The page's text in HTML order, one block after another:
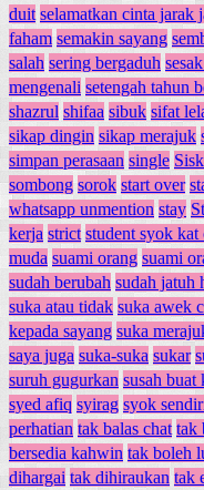
duit selamatkan cinta jarak
faham semakin sayang
salah sering bergaduh
mengenali setengah tahun
shazrul shifaa sibuk sifat
sikap dingin sikap merajuk
simpan perasaan single
sombong sorok start over
whatsapp unmention stay
kerja strict student syok kat
muda suami orang suami
sudah berubah sudah jatuh
suka atau tidak suka awek
kepada sayang suka
saya juga suka-suka sukar
suruh gugurkan susah buat
syed afiq syirag syok
perhatian tak balas chat tak
bersedia kahwin tak boleh
dihargai tak dihiraukan tak